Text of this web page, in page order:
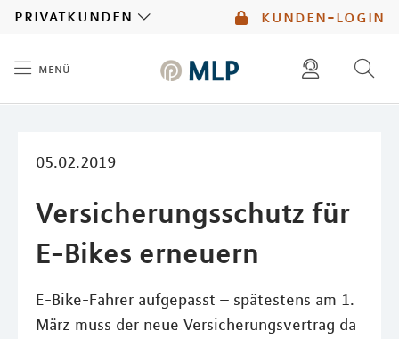
kunden-login
privatkunden
menü
05.02.2019
Versicherungsschutz für
E-Bikes erneuern
E-Bike-Fahrer aufgepasst – spätestens am 1.
März muss der neue Versicherungsvertrag da